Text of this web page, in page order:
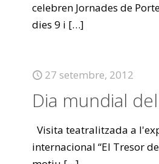
celebren Jornades de
dies 9 i […]
27 setembre, 2012
Dia mundial
Visita teatralitzada a
internacional “El Tresor